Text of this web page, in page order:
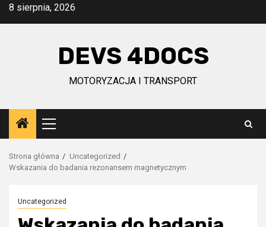
Przejdź
8 sierpnia, 2026
DEVS 4DOCS
MOTORYZACJA I TRANSPORT
Menu
główne
Strona główna
Uncategorized
Wskazania do badania rezonansem magnetycznym
Uncategorized